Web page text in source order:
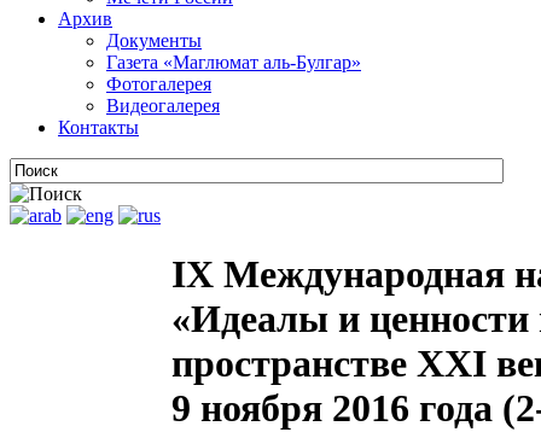
Архив
Документы
Газета «Маглюмат аль-Булгар»
Фотогалерея
Видеогалерея
Контакты
IX Международная
«Идеалы и ценности
пространстве XXI
9 ноября 2016 года